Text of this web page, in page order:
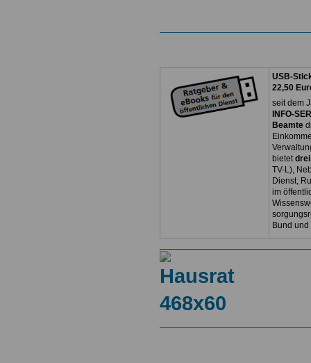
USB-
22,50
seit dem
INFO-
Beamte
bietet
TV-L),
Dienst,
im
Bund